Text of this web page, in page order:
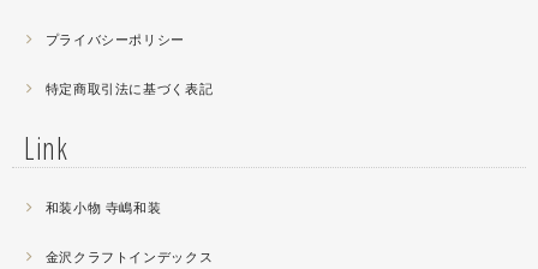
薔薇のブローチ木地制作中。
薄く作らねば。。。パキッとやってしまったときの悲しさ
プライバシーポリシー
特定商取引法に基づく表記
Link
和装小物 寺嶋和装
金沢クラフトインデックス